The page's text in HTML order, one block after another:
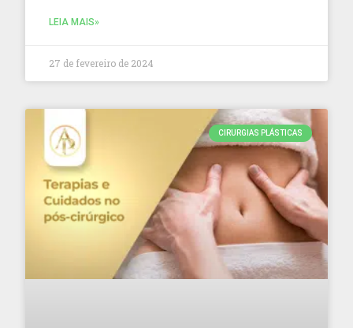
LEIA MAIS»
27 de fevereiro de 2024
CIRURGIAS PLÁSTICAS